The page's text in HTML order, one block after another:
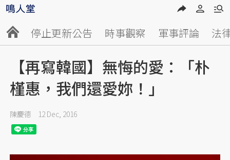
停止更新公告 時事觀察 軍事評論 法
【再寫韓國】無悔的愛：「朴
槿惠，我們還愛妳！」
陳慶德 12 Dec, 2016